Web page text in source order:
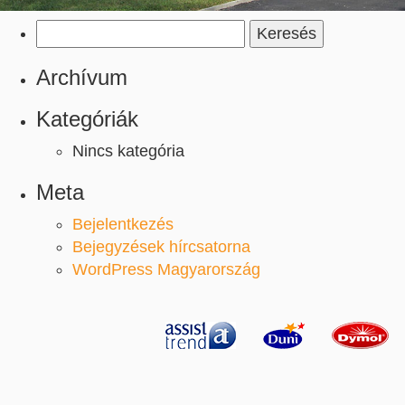
Archívum
Kategóriák
Nincs kategória
Meta
Bejelentkezés
Bejegyzések hírcsatorna
WordPress Magyarország